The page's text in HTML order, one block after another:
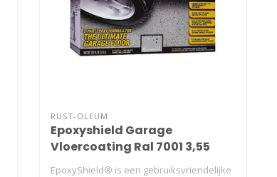
RUST-OLEUM
Epoxyshield Garage
Vloercoating Ral 7001 3,55
liter
EpoxyShield® is een gebruiksvriendelijke